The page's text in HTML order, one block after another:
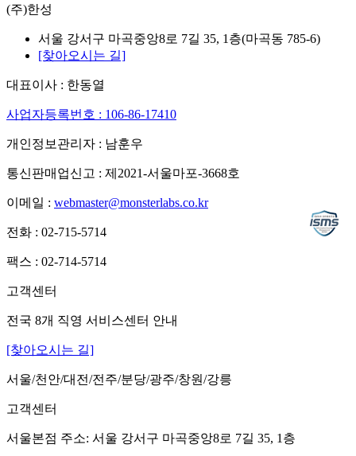
(주)한성
서울 강서구 마곡중앙8로 7길 35, 1층(마곡동 785-6)
[찾아오시는 길]
대표이사 : 한동열
사업자등록번호 : 106-86-17410
개인정보관리자 : 남훈우
통신판매업신고 : 제2021-서울마포-3668호
이메일 : webmaster@monsterlabs.co.kr
전화 : 02-715-5714
팩스 : 02-714-5714
고객센터
전국 8개 직영 서비스센터 안내
[찾아오시는 길]
서울/천안/대전/전주/분당/광주/창원/강릉
고객센터
서울본점 주소: 서울 강서구 마곡중앙8로 7길 35, 1층